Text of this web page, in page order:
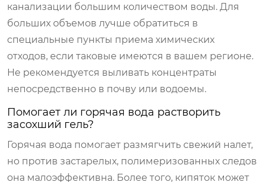
канализации большим количеством воды. Для
больших объемов лучше обратиться в
специальные пункты приема химических
отходов, если таковые имеются в вашем регионе.
Не рекомендуется выливать концентраты
непосредственно в почву или водоемы.
Помогает ли горячая вода растворить
засохший гель?
Горячая вода помогает размягчить свежий налет,
но против застарелых, полимеризованных следов
она малоэффективна. Более того, кипяток может